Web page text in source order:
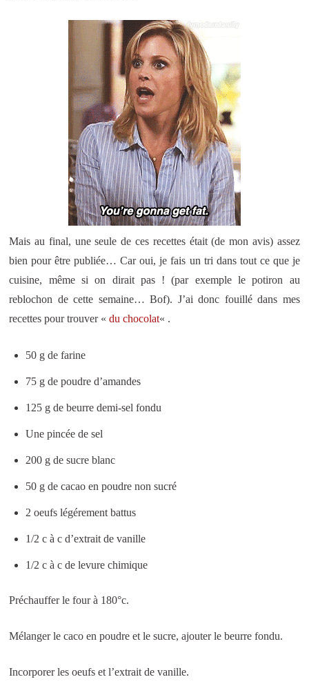
Mais au final, une seule de ces recettes était (de mon avis) assez
bien pour être publiée… Car oui, je fais un tri dans tout ce que je
cuisine, même si on dirait pas ! (par exemple le potiron au
reblochon de cette semaine… Bof). J’ai donc fouillé dans mes
recettes pour trouver «du chocolat« .
50 g de farine
75 g de poudre d’amandes
125 g de beurre demi-sel fondu
Une pincée de sel
200 g de sucre blanc
50 g de cacao en poudre non sucré
2 oeufs légérement battus
1/2 c à c d’extrait de vanille
1/2 c à c de levure chimique
Préchauffer le four à 180°c.
Mélanger le caco en poudre et le sucre, ajouter le beurre fondu.
Incorporer les oeufs et l’extrait de vanille.